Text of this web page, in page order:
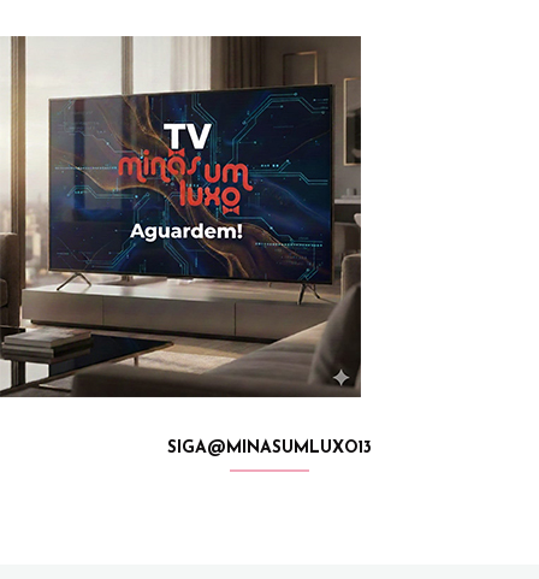
SIGA@MINASUMLUXO13